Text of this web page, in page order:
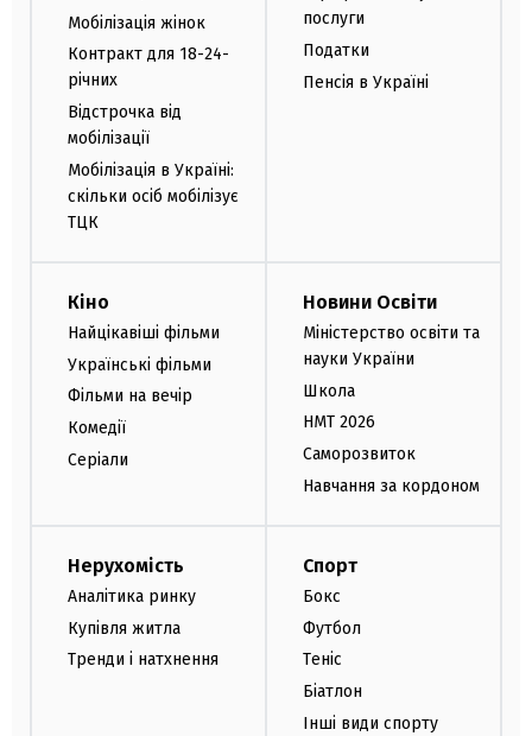
Мобілізація жінок
Контракт для 18-24-
річних
Відстрочка від
мобілізації
Мобілізація в Україні:
скільки осіб мобілізує
ТЦК
послуги
Податки
Пенсія в Україні
Кіно
Найцікавіші фільми
Українські фільми
Фільми на вечір
Комедії
Серіали
Новини Освіти
Міністерство освіти та
науки України
Школа
НМТ 2026
Саморозвиток
Навчання за кордоном
Нерухомість
Аналітика ринку
Купівля житла
Тренди і натхнення
Спорт
Бокс
Футбол
Теніс
Біатлон
Інші види спорту